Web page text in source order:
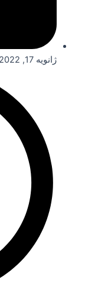
ژانویه 17, 2022